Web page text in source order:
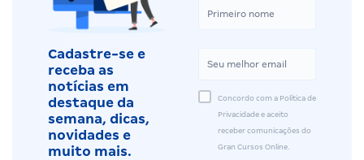
Cadastre-se e
receba as
notícias em
destaque da
semana, dicas,
novidades e
muito mais.
Concordo com a Política de
Privacidade e aceito
receber comunicações do
Gran Cursos Online.